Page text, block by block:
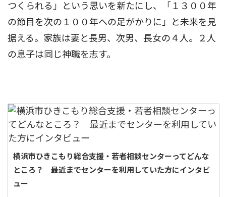
つくられる」という思いを新たにし、「１３００年
の節目を次の１００年への足がかりに」と未来を見
据える。家族は妻と長男、次男、長女の４人。２人
の息子は同じ神職を志す。
横浜市ひきこもり総合支援・若者相談センターってどんな
ところ？ 最近までセンターを利用していた方にインタビ
ュー